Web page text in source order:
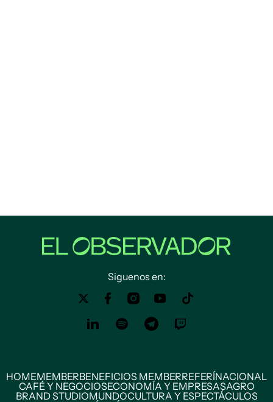
Siguenos en:
HOMEMEMBERBENEFICIOS MEMBERREFERÍNACIONAL
CAFÉ Y NEGOCIOSECONOMÍA Y EMPRESASAGRO
BRAND STUDIOMUNDOCULTURA Y ESPECTÁCULOS